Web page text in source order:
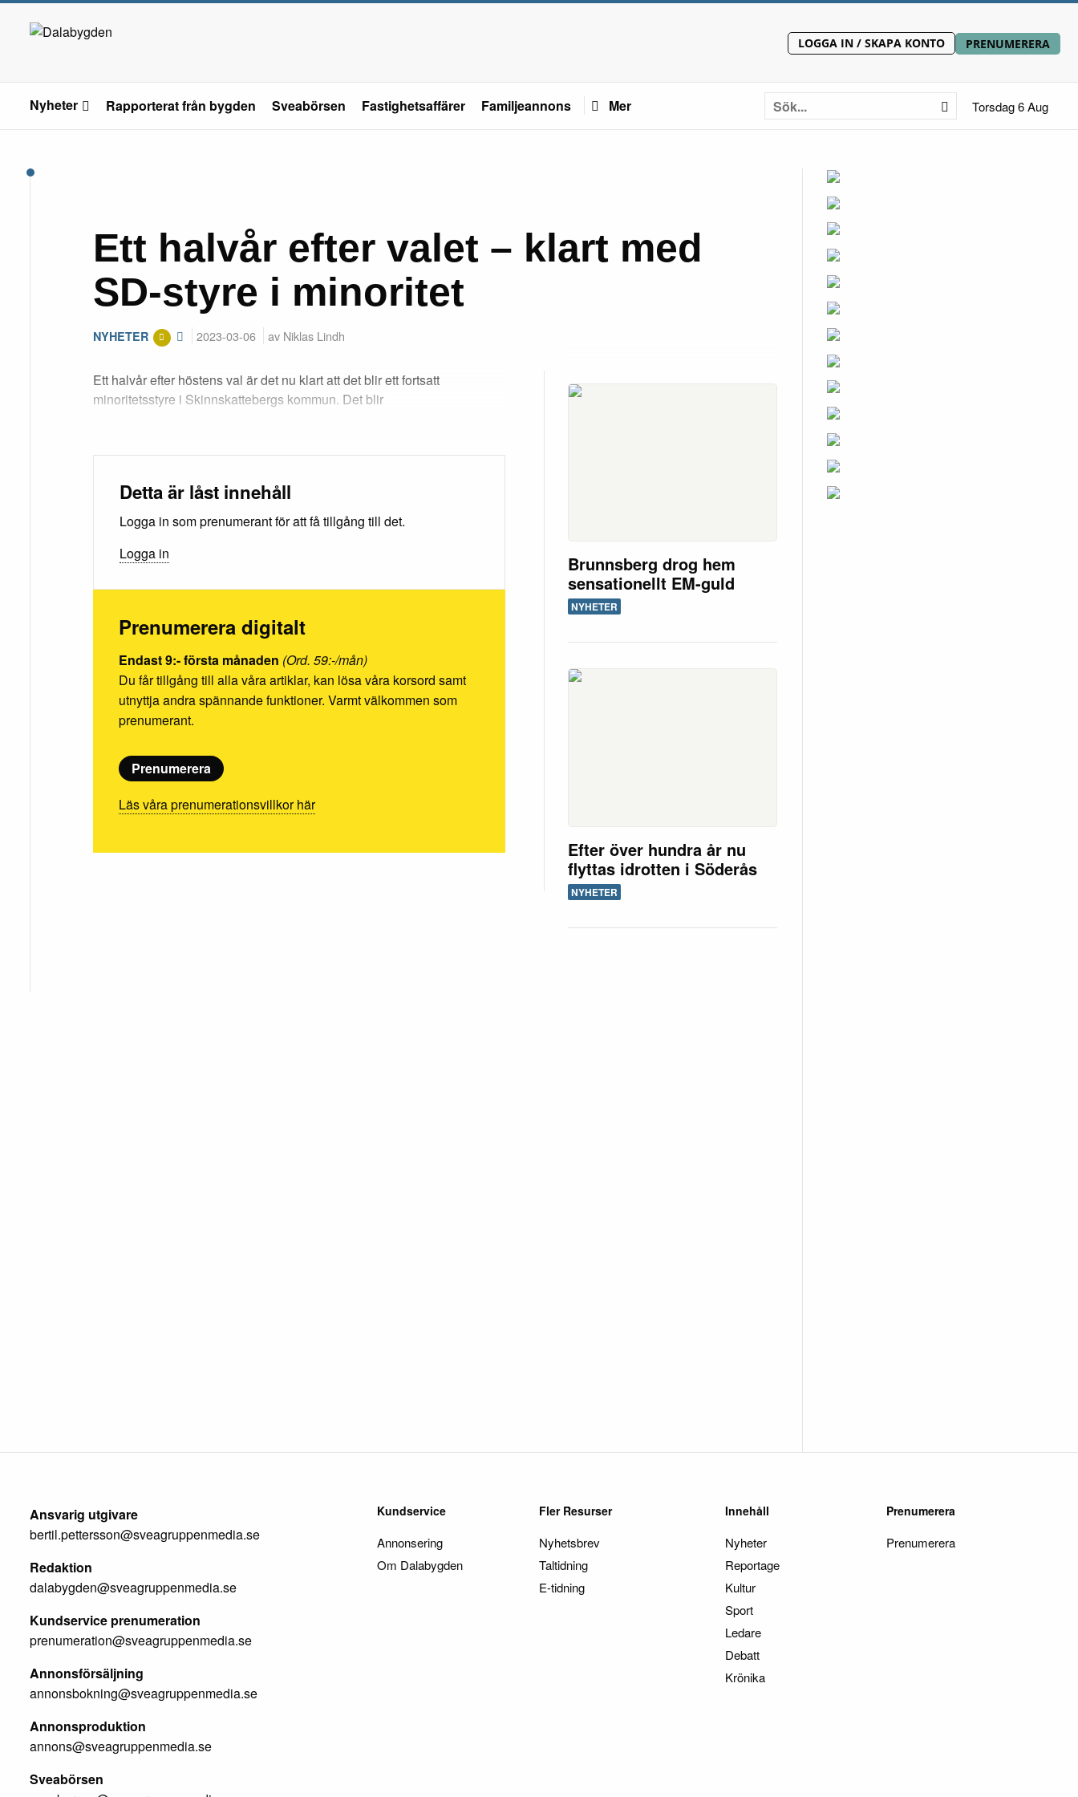
LOGGA IN / SKAPA KONTO PRENUMERERA
Nyheter Rapporterat från bygden Sveabörsen Fastighetsaffärer Familjeannons Mer Torsdag 6 Aug
Ett halvår efter valet – klart med
SD-styre i minoritet
NYHETER 2023-03-06 av Niklas Lindh
Ett halvår efter höstens val är det nu klart att det blir ett fortsatt
minoritetsstyre i Skinnskattebergs kommun. Det blir
Detta är låst innehåll
Logga in som prenumerant för att få tillgång till det.
Logga in
Prenumerera digitalt
Endast 9:- första månaden (Ord. 59:-/mån)
Du får tillgång till alla våra artiklar, kan lösa våra korsord samt
utnyttja andra spännande funktioner. Varmt välkommen som
prenumerant.
Prenumerera
Läs våra prenumerationsvillkor här
Brunnsberg drog hem
sensationellt EM-guld
NYHETER
Efter över hundra år nu
flyttas idrotten i Söderås
NYHETER
Ansvarig utgivare
bertil.pettersson@sveagruppenmedia.se
Redaktion
dalabygden@sveagruppenmedia.se
Kundservice prenumeration
prenumeration@sveagruppenmedia.se
Annonsförsäljning
annonsbokning@sveagruppenmedia.se
Annonsproduktion
annons@sveagruppenmedia.se
Sveabörsen
Kundservice
Annonsering
Om Dalabygden
Fler Resurser
Nyhetsbrev
Taltidning
E-tidning
Innehåll
Nyheter
Reportage
Kultur
Sport
Ledare
Debatt
Krönika
Prenumerera
Prenumerera